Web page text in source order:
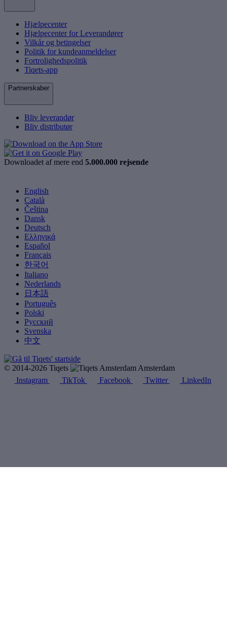
Hjælpecenter
Hjælpecenter for Leverandører
Vilkår og betingelser
Politik for kundeanmeldelser
Fortrolighedspolitik
Tiqets-app
Partnerskaber
Bliv leverandør
Bliv distributør
Downloadet af mere end 5.000.000 rejsende
English
Català
Čeština
Dansk
Deutsch
Ελληνικά
Español
Français
한국어
Italiano
Nederlands
日本語
Português
Polski
Русский
Svenska
中文
© 2014-2026 Tiqets
Amsterdam
Instagram
TikTok Facebook Twitter LinkedIn